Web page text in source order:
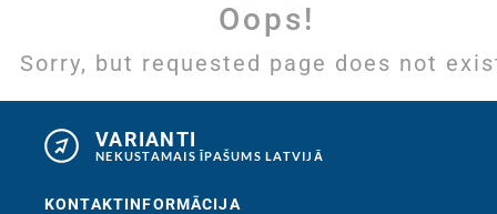
Oops!
Sorry, but requested page does not
VARIANTI
NEKUSTAMAIS ĪPAŠUMS LATVIJĀ
KONTAKTINFORMĀCIJA